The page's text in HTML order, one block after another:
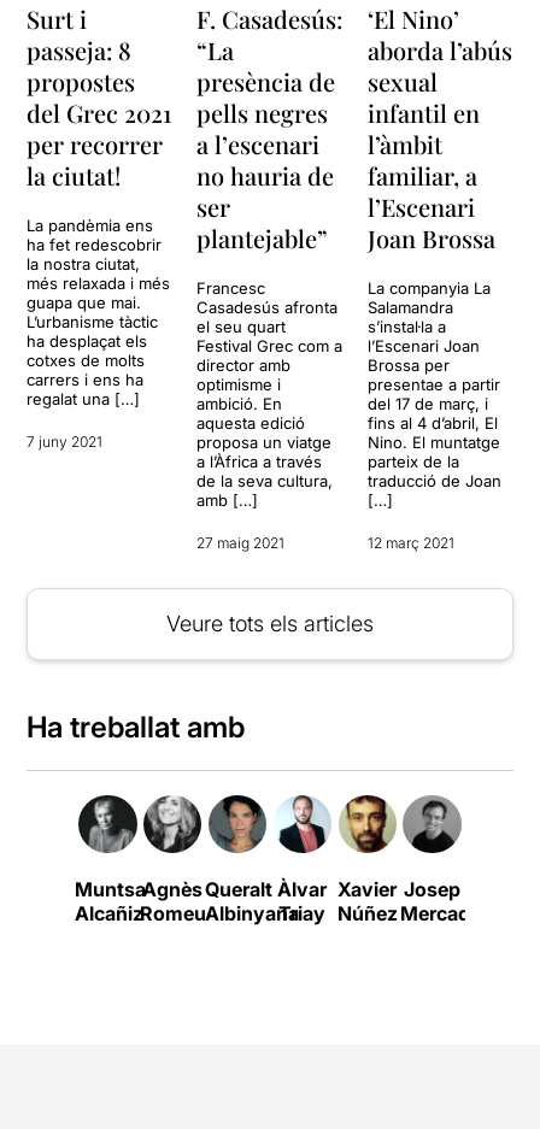
Surt i
passeja: 8
propostes
del Grec 2021
per recorrer
la ciutat!
La pandèmia ens
ha fet redescobrir
la nostra ciutat,
més relaxada i més
guapa que mai.
L’urbanisme tàctic
ha desplaçat els
cotxes de molts
carrers i ens ha
regalat una […]
7 juny 2021
F. Casadesús:
“La
presència de
pells negres
a l’escenari
no hauria de
ser
plantejable”
Francesc
Casadesús afronta
el seu quart
Festival Grec com a
director amb
optimisme i
ambició. En
aquesta edició
proposa un viatge
a l’Àfrica a través
de la seva cultura,
amb […]
27 maig 2021
‘El Nino’
aborda l’abús
sexual
infantil en
l’àmbit
familiar, a
l’Escenari
Joan Brossa
La companyia La
Salamandra
s’instal·la a
l’Escenari Joan
Brossa per
presentae a partir
del 17 de març, i
fins al 4 d’abril, El
Nino. El muntatge
parteix de la
traducció de Joan
[…]
12 març 2021
Veure tots els articles
Ha treballat amb
Muntsa
Alcañiz
Agnès
Romeu
Queralt
Albinyana
Àlvar
Triay
Xavier
Núñez
Josep
Mercadal